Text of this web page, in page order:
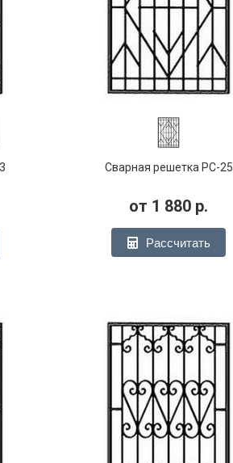
Сварная решетка РС-25
от 1 880 р.
Рассчитать